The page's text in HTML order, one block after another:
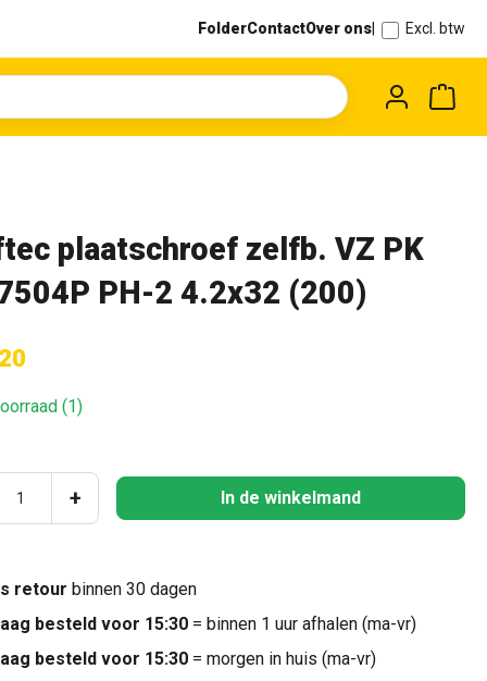
FolderContactOver ons Excl. btw
plaatschroef zelfb. VZ PK
PH-2 4.2x32 (200)
(1)
Voer de gewenste
+ In de winkelmand
retour binnen 30 dagen
besteld voor 15:30= binnen 1 uur afhalen (ma-vr)
besteld voor 15:30= morgen in huis (ma-vr)